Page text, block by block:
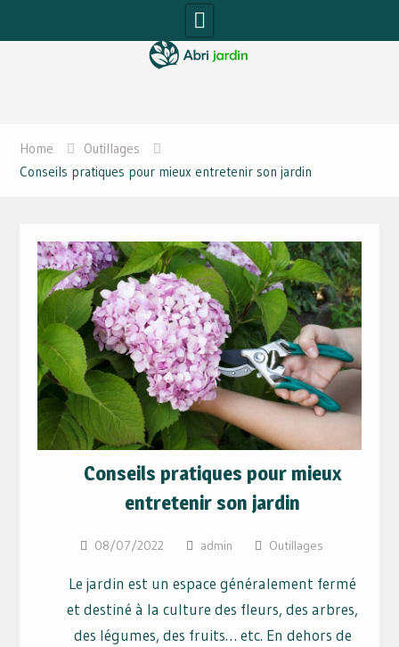
to
Home
Outillages
Conseils pratiques pour mieux entretenir son jardin
Conseils pratiques pour mieux
entretenir son jardin
08/07/2022 admin Outillages
Le jardin est un espace généralement fermé
et destiné à la culture des fleurs, des arbres,
des légumes, des fruits… etc. En dehors de